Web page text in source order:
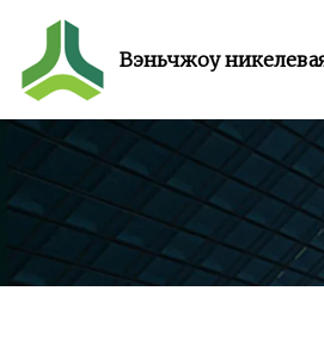
Вэньчжоу